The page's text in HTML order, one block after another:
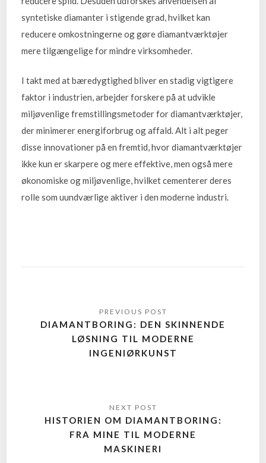
syntetiske diamanter i stigende grad, hvilket kan
reducere omkostningerne og gøre diamantværktøjer
mere tilgængelige for mindre virksomheder.
I takt med at bæredygtighed bliver en stadig vigtigere
faktor i industrien, arbejder forskere på at udvikle
miljøvenlige fremstillingsmetoder for diamantværktøjer,
der minimerer energiforbrug og affald. Alt i alt peger
disse innovationer på en fremtid, hvor diamantværktøjer
ikke kun er skarpere og mere effektive, men også mere
økonomiske og miljøvenlige, hvilket cementerer deres
rolle som uundværlige aktiver i den moderne industri.
DIAMANTBORING: DEN SKINNENDE
LØSNING TIL MODERNE
INGENIØRKUNST
HISTORIEN OM DIAMANTBORING:
FRA MINE TIL MODERNE
MASKINERI